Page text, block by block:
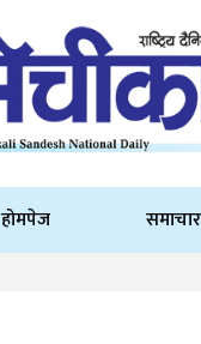
होमपेज समाचार